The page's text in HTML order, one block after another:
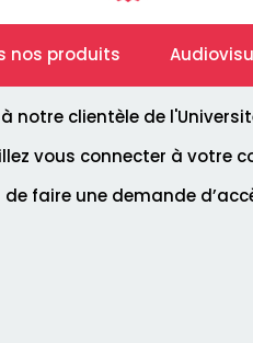
nos produits
clientèle de
vous connecter à votre
faire une demande